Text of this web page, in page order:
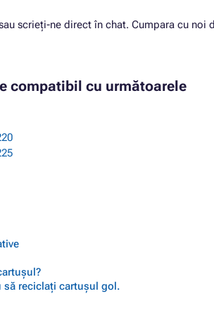
scrieți-ne direct în chat. Cumpara cu noi
compatibil cu următoarele
să reciclați cartușul gol.